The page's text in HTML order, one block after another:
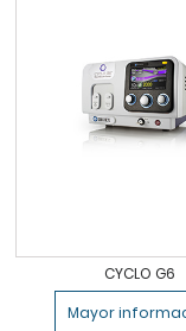
CYCLO G6
Mayor